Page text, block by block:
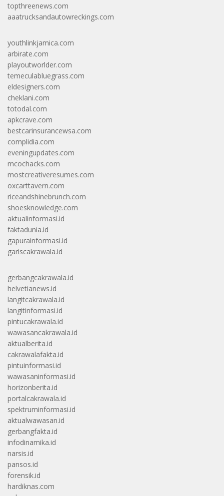
topthreenews.com
aaatrucksandautowreckings.com
youthlinkjamica.com
arbirate.com
playoutworlder.com
temeculabluegrass.com
eldesigners.com
cheklani.com
totodal.com
apkcrave.com
bestcarinsurancewsa.com
complidia.com
eveningupdates.com
mcochacks.com
mostcreativeresumes.com
oxcarttavern.com
riceandshinebrunch.com
shoesknowledge.com
aktualinformasi.id
faktadunia.id
gapurainformasi.id
gariscakrawala.id
gerbangcakrawala.id
helvetianews.id
langitcakrawala.id
langitinformasi.id
pintucakrawala.id
wawasancakrawala.id
aktualberita.id
cakrawalafakta.id
pintuinformasi.id
wawasaninformasi.id
horizonberita.id
portalcakrawala.id
spektruminformasi.id
aktualwawasan.id
gerbangfakta.id
infodinamika.id
narsis.id
pansos.id
forensik.id
hardiknas.com